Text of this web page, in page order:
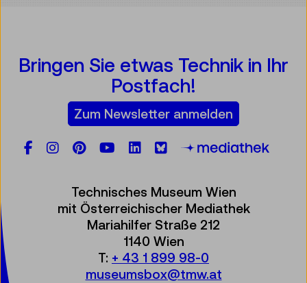
Bringen Sie etwas Technik in Ihr
Postfach!
Zum Newsletter anmelden
Facebook
Instagram
Pinterest
YouTube
LinkedIn
Bluesky
Technisches Museum Wien
mit Österreichischer Mediathek
Mariahilfer Straße 212
1140 Wien
T: + 43 1 899 98-0
museumsbox@tmw.at